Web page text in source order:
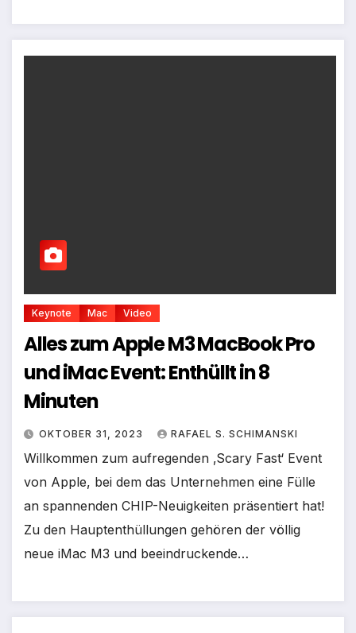
Keynote Mac Video
Alles zum Apple M3 MacBook Pro
und iMac Event: Enthüllt in 8
Minuten
OKTOBER 31, 2023 RAFAEL S. SCHIMANSKI
Willkommen zum aufregenden ‚Scary Fast‘ Event
von Apple, bei dem das Unternehmen eine Fülle
an spannenden CHIP-Neuigkeiten präsentiert hat!
Zu den Hauptenthüllungen gehören der völlig
neue iMac M3 und beeindruckende…